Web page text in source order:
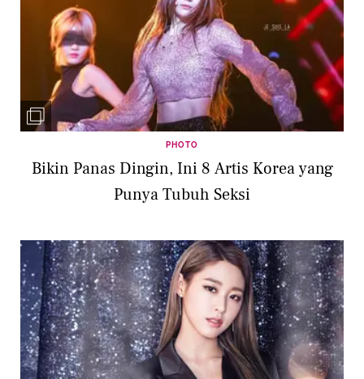
PHOTO
Bikin Panas Dingin, Ini 8 Artis Korea yang
Punya Tubuh Seksi